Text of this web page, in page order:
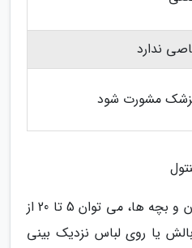
ندارد
پزشک مشورت شود
برای رفع گرفتگی بینی نوزادان و بچه ها، می توان 5 تا 20 از
یا روی لباس نزدیک بینی